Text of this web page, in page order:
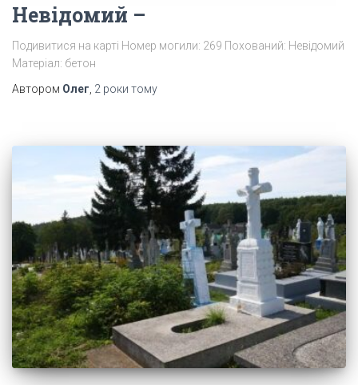
Невідомий –
Подивитися на карті Номер могили: 269 Похований: Невідомий
Матеріал: бетон
Автором Олег 2 роки тому